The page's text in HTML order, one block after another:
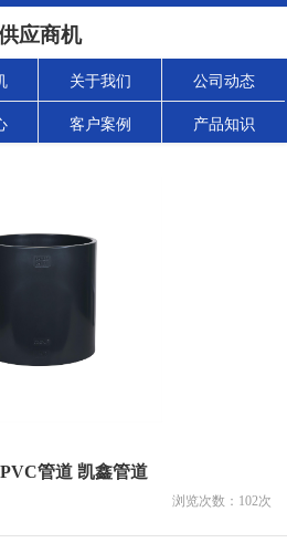
应商机
关于我们 公司动态
客户案例 产品知识
管道 凯鑫管道
浏览次数： 102次